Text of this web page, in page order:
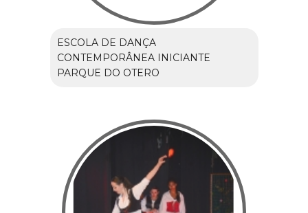
ESCOLA DE DANÇA
CONTEMPORÂNEA INICIANTE
PARQUE DO OTERO